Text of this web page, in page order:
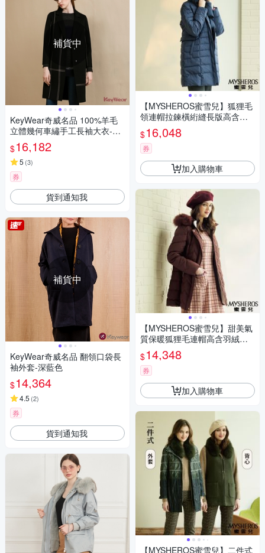
補貨中
KeyWear奇威名品 100%羊毛
立體幾何車繡手工長袖大衣-黑
色
$16,182
5 (3)
券
貨到通知我
補貨中
KeyWear奇威名品 翻領口袋長
袖外套-深藍色
$14,364
4.5 (2)
券
貨到通知我
【MYSHEROS蜜雪兒】狐狸毛
領連帽拉鍊橫絎縫長版高含羽
絨外套-丈青
$16,048
券
加入購物車
【MYSHEROS蜜雪兒】甜美氣
質保暖狐狸毛連帽高含羽絨波
浪絎縫外套-豆沙
$14,348
券
加入購物車
【MYSHEROS蜜雪兒】二件式